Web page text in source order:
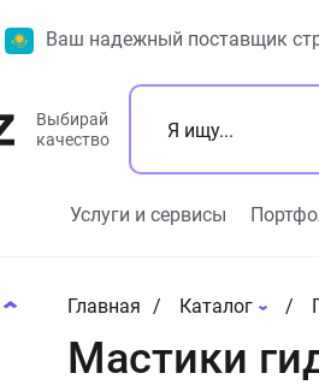
Ваш надежный поставщик
Выбирай
качество
Услуги и сервисы
Главная Каталог
Мастики